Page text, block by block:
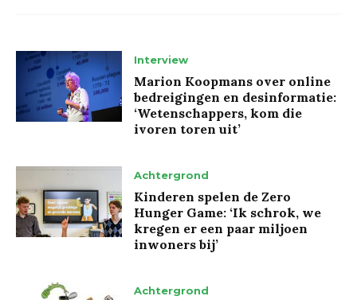
Interview
Marion Koopmans over online
bedreigingen en desinformatie:
‘Wetenschappers, kom die
ivoren toren uit’
Achtergrond
Kinderen spelen de Zero
Hunger Game: ‘Ik schrok, we
kregen er een paar miljoen
inwoners bij’
Achtergrond